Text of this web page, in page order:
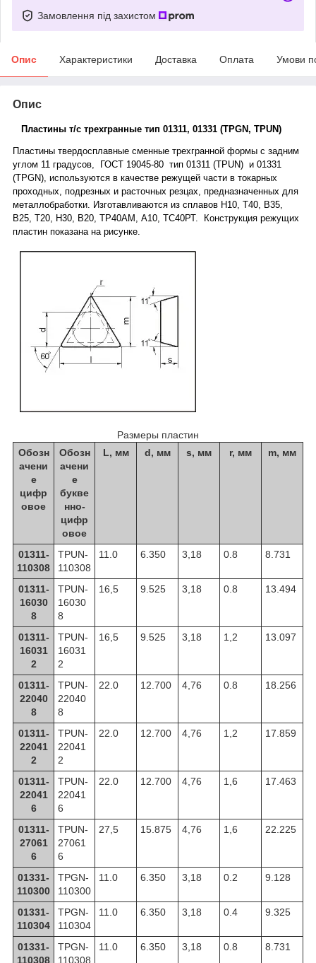
Замовлення під захистом
Опис Характеристики Доставка Оплата Умови
Опис
Пластины т/с трехгранные тип 01311, 01331 (TPGN, TPUN)
Пластины твердосплавные сменные трехгранной формы с задним
углом 11 градусов, ГОСТ 19045-80 тип 01311 (TРUN) и 01331
(TPGN), используются в качестве режущей части в токарных
проходных, подрезных и расточных резцах, предназначенных для
металлобработки. Изготавливаются из сплавов Н10, Т40, В35,
В25, Т20, Н30, В20, ТР40АМ, А10, ТС40РТ. Конструкция режущих
пластин показана на рисунке.
Размеры пластин
Обозн
ачени
е
цифр
овое
Обозн
ачени
е
букве
нно-
цифр
овое
L, мм d, мм s, мм r, мм m, мм
01311-
110308
TPUN-
110308
11.0 6.350 3,18 0.8 8.731
01311-
16030
8
TPUN-
16030
8
16,5 9.525 3,18 0.8 13.494
01311-
16031
2
TPUN-
16031
2
16,5 9.525 3,18 1,2 13.097
01311-
22040
8
TPUN-
22040
8
22.0 12.700 4,76 0.8 18.256
01311-
22041
2
TPUN-
22041
2
22.0 12.700 4,76 1,2 17.859
01311-
22041
6
TPUN-
22041
6
22.0 12.700 4,76 1,6 17.463
01311-
27061
6
TPUN-
27061
6
27,5 15.875 4,76 1,6 22.225
01331-
110300
TPGN-
110300
11.0 6.350 3,18 0.2 9.128
01331-
110304
TPGN-
110304
11.0 6.350 3,18 0.4 9.325
01331-
110308
TPGN-
110308
11.0 6.350 3,18 0.8 8.731